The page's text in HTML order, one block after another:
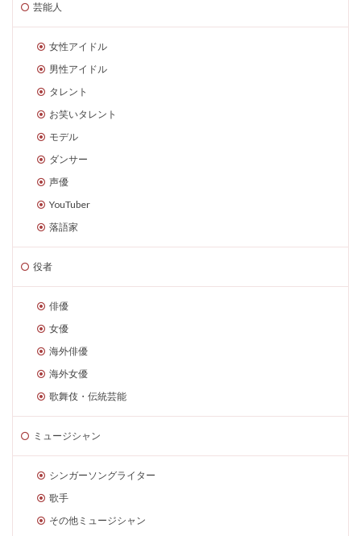
芸能人
女性アイドル
男性アイドル
タレント
お笑いタレント
モデル
ダンサー
声優
YouTuber
落語家
役者
俳優
女優
海外俳優
海外女優
歌舞伎・伝統芸能
ミュージシャン
シンガーソングライター
歌手
その他ミュージシャン